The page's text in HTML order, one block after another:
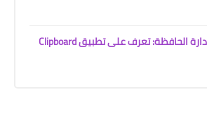
أفضل تطبيق لإدارة الحافظة: تعرف على تطبيق Clipboard